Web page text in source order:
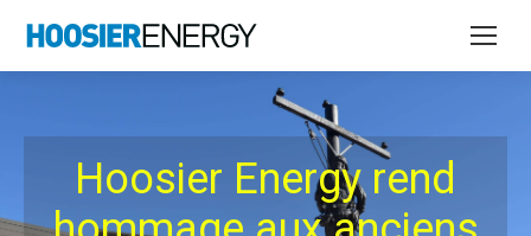
Hoosier Energy rend